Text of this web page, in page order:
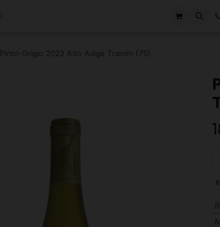
Events Het team
Pinot-Grigio 2023 Alto Adige Tramin (75)